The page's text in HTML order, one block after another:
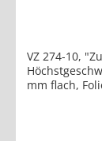
VZ 274-10,
mm